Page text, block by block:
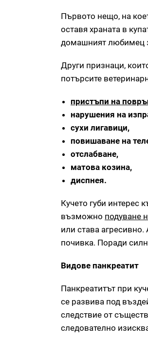
Първото нещо, на
оставя храната в
домашният любимец
Други признаци,
потърсите
пристъпи на
нарушения на
сухи лигавици,
повишаване на
отслабване,
матова козина,
диспнея.
Кучето губи интерес
възможно подуване
или става
почивка. Поради
Видове панкреатит
Панкреатитът при
се развива под
следствие от
следователно